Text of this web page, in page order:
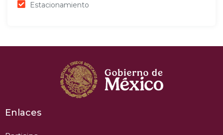
Estacionamiento
Enlaces